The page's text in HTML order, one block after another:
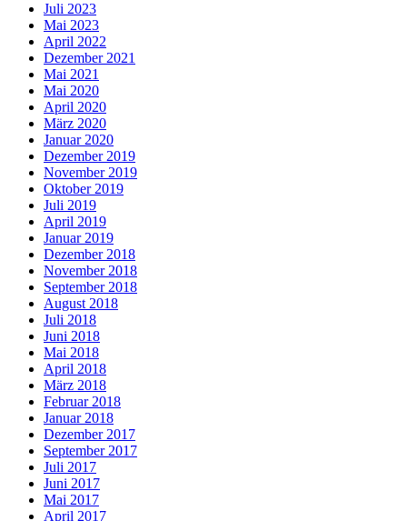
Juli 2023
Mai 2023
April 2022
Dezember 2021
Mai 2021
Mai 2020
April 2020
März 2020
Januar 2020
Dezember 2019
November 2019
Oktober 2019
Juli 2019
April 2019
Januar 2019
Dezember 2018
November 2018
September 2018
August 2018
Juli 2018
Juni 2018
Mai 2018
April 2018
März 2018
Februar 2018
Januar 2018
Dezember 2017
September 2017
Juli 2017
Juni 2017
Mai 2017
April 2017